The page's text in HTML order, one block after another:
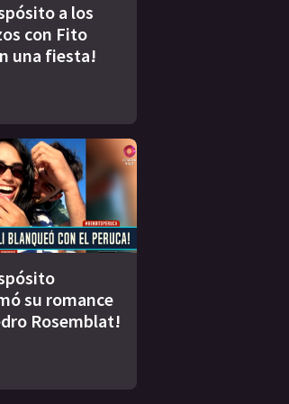
a los
con Fito
una fiesta!
su romance
Rosemblat!